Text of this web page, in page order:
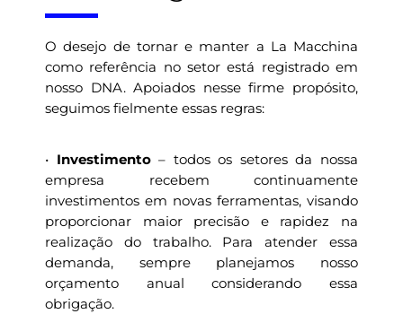
O desejo de tornar e manter a La Macchina
como referência no setor está registrado em
nosso DNA. Apoiados nesse firme propósito,
seguimos fielmente essas regras:
• Investimento– todos os setores da nossa
empresa recebem continuamente
investimentos em novas ferramentas, visando
proporcionar maior precisão e rapidez na
realização do trabalho. Para atender essa
demanda, sempre planejamos nosso
orçamento anual considerando essa
obrigação.